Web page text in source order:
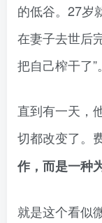
的低谷。27岁
在妻子去世后
把自己榨干了”。
直到有一天，
切都改变了。
作，而是一种
就是这个看似